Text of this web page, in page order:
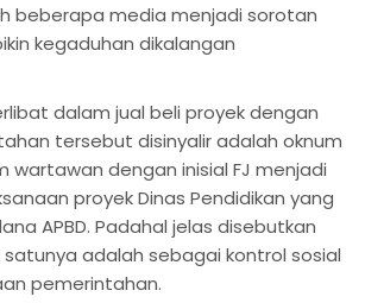
beberapa media menjadi sorotan
kegaduhan dikalangan
dalam jual beli proyek dengan
tersebut disinyalir adalah oknum
wartawan dengan inisial FJ menjadi
proyek Dinas Pendidikan yang
APBD. Padahal jelas disebutkan
adalah sebagai kontrol sosial
pemerintahan.